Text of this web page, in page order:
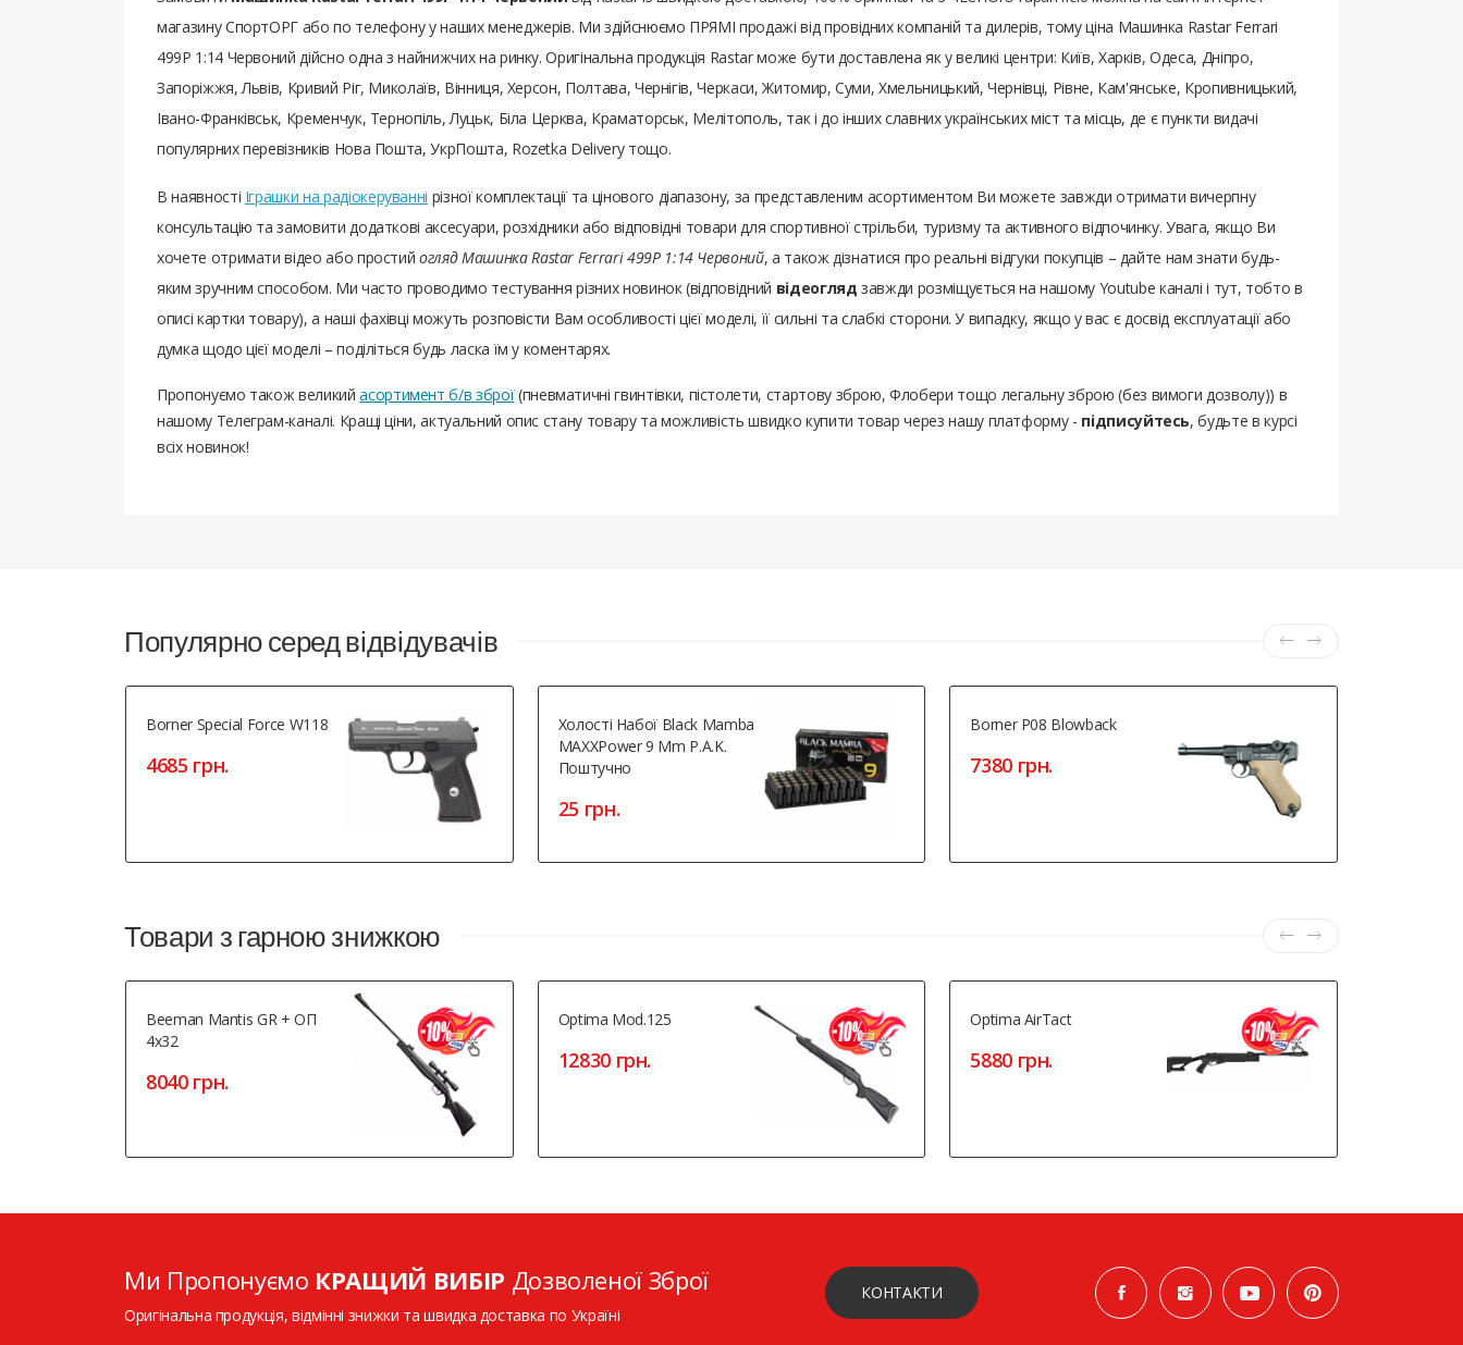
магазину СпортОРГ або по телефону у наших менеджерів. Ми здійснюємо ПРЯМІ продажі від провідних компаній та дилерів, тому ціна Машинка Rastar Ferrari
499P 1:14 Червоний дійсно одна з найнижчих на ринку. Оригінальна продукція Rastar може бути доставлена ​​як у великі центри: Київ, Харків, Одеса, Дніпро,
Запоріжжя, Львів, Кривий Ріг, Миколаїв, Вінниця, Херсон, Полтава, Чернігів, Черкаси, Житомир, Суми, Хмельницький, Чернівці, Рівне, Кам'янське, Кропивницький,
Івано-Франківськ, Кременчук, Тернопіль, Луцьк, Біла Церква, Краматорськ, Мелітополь, так і до інших славних українських міст та місць, де є пункти видачі
популярних перевізників Нова Пошта, УкрПошта, Rozetka Delivery тощо.
В наявності Іграшки на радіокеруванні різної комплектації та цінового діапазону, за представленим асортиментом Ви можете завжди отримати вичерпну
консультацію та замовити додаткові аксесуари, розхідники або відповідні товари для спортивної стрільби, туризму та активного відпочинку. Увага, якщо Ви
хочете отримати відео або простийогляд Машинка Rastar Ferrari 499P 1:14 Червоний, а також дізнатися про реальні відгуки покупців – дайте нам знати будь-
яким зручним способом. Ми часто проводимо тестування різних новинок (відповідний відеогляд завжди розміщується на нашому Youtube каналі і тут, тобто в
описі картки товару), а наші фахівці можуть розповісти Вам особливості цієї моделі, її сильні та слабкі сторони. У випадку, якщо у вас є досвід експлуатації або
думка щодо цієї моделі – поділіться будь ласка їм у коментарях.
Пропонуємо також великийасортимент б/в зброї(пневматичні гвинтівки, пістолети, стартову зброю, Флобери тощо легальну зброю (без вимоги дозволу)) в
нашому Телеграм-каналі. Кращі ціни, актуальний опис стану товару та можливість швидко купити товар через нашу платформу - підписуйтесь, будьте в курсі
всіх новинок!
Популярно серед відвідувачів
Borner Special Force W118
4685 грн.
Холості Набої Black Mamba
MAXXPower 9 Mm P.A.K.
Поштучно
25 грн.
Borner P08 Blowback
7380 грн.
Товари з гарною знижкою
Beeman Mantis GR + ОП
4x32
8040 грн.
Optima Mod.125
12830 грн.
Optima AirTact
5880 грн.
Ми Пропонуємо КРАЩИЙ ВИБІР Дозволеної Зброї
Оригінальна продукція, відмінні знижки та швидка доставка по Україні
КОНТАКТИ